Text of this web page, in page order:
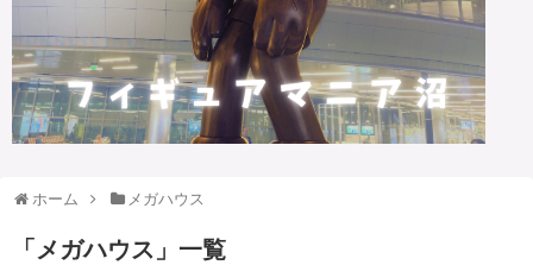
ホーム メガハウス
「 メガハウス 」 一覧